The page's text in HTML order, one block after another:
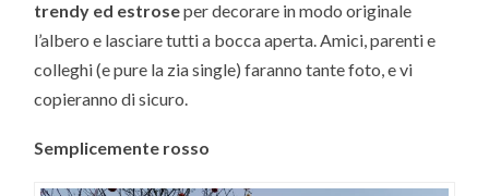
trendy ed estroseper decorare in modo originale
l’albero e lasciare tutti a bocca aperta. Amici, parenti e
colleghi (e pure la zia single) faranno tante foto, e vi
copieranno di sicuro.
Semplicemente rosso